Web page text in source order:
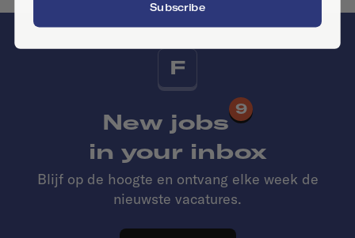
F
New jobs
9
in your inbox
Blijf op de hoogte en ontvang elke week de
nieuwste vacatures.
Subscribe